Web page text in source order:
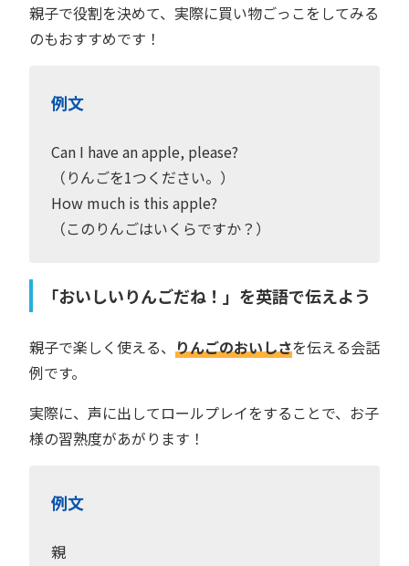
親子で役割を決めて、実際に買い物ごっこをしてみる
のもおすすめです！
例文
Can I have an apple, please?
（りんごを1つください。）
How much is this apple?
（このりんごはいくらですか？）
「おいしいりんごだね！」を英語で伝えよう
親子で楽しく使える、 りんごのおいしさを伝える会話
例です。
実際に、声に出してロールプレイをすることで、お子
様の習熟度があがります！
例文
親